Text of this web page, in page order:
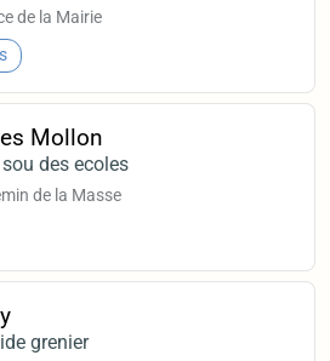
de la Mairie
Mollon
des ecoles
de la Masse
grenier